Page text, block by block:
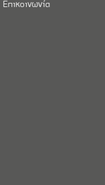
Επικοινωνία